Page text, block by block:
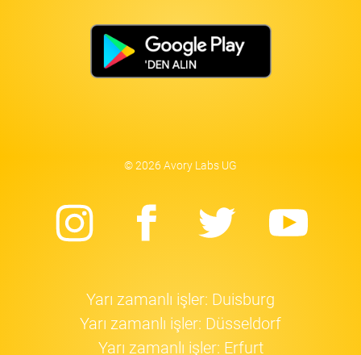
© 2026 Avory Labs UG
Instagram
Facebook
Twitter
Yarı zamanlı işler: Duisburg
Yarı zamanlı işler: Düsseldorf
Yarı zamanlı işler: Erfurt